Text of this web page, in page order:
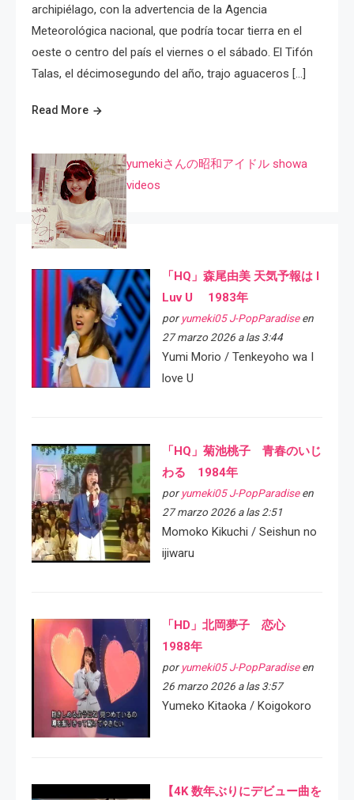
archipiélago, con la advertencia de la Agencia
Meteorológica nacional, que podría tocar tierra en el
oeste o centro del país el viernes o el sábado. El Tifón
Talas, el décimosegundo del año, trajo aguaceros […]
Read More
yumekiさんの昭和アイドル showa
videos
「HQ」森尾由美 天気予報は I
Luv U 1983年
por yumeki05 J-PopParadiseen
27 marzo 2026 a las 3:44
Yumi Morio / Tenkeyoho wa I
love U
「HQ」菊池桃子 青春のいじ
わる 1984年
por yumeki05 J-PopParadiseen
27 marzo 2026 a las 2:51
Momoko Kikuchi / Seishun no
ijiwaru
「HD」北岡夢子 恋心
1988年
por yumeki05 J-PopParadiseen
26 marzo 2026 a las 3:57
Yumeko Kitaoka / Koigokoro
【4K 数年ぶりにデビュー曲を